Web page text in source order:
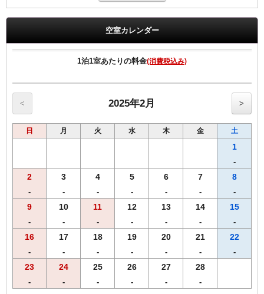
プリンが入っている三角帽子は、ペットやぬいぐるみの頭にかぶせて
記念撮影をしたり、キーホルダー等へ加工したりしてもカワイイ！イ
レトロな太郎さんが描かれた専用紙袋に入れて、チェックイン時にお
渡しします♪
ご家族やご友人へのお土産に、またご自分へのお土産にも多すぎない
３つ入り！
【朝食のご案内】
・23階 チャイナテーブル
ブュッフェスタイル 6：30～10：00（ラストオーダー9：30）
■客室のご案内■
☆Wi-Fi 及び有線LAN環境完備
☆有料VOD（ビデオ・オン・デマンド）対応
☆館内にコンビニあり
空室カレンダー
1泊1室あたりの料金(消費税込み)
< 2025年2月 >
日 月 火 水 木 金 土
1
-
2
-
3
-
4
-
5
-
6
-
7
-
8
-
9
-
10
-
11
-
12
-
13
-
14
-
15
-
16
-
17
-
18
-
19
-
20
-
21
-
22
-
23
-
24
-
25
-
26
-
27
-
28
-